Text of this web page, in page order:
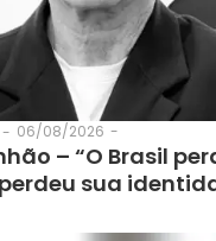
- 06/08/2026 -
– “O Brasil
sua